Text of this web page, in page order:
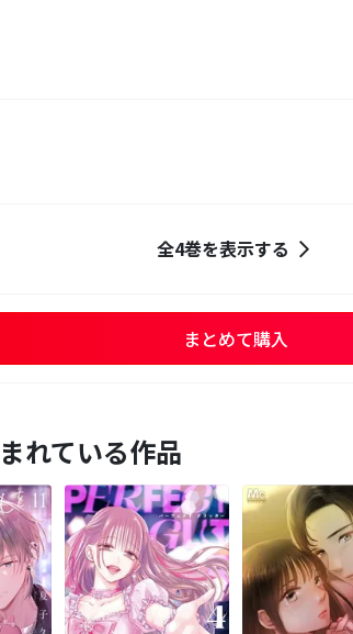
全4巻を表示する
まとめて購入
れている作品